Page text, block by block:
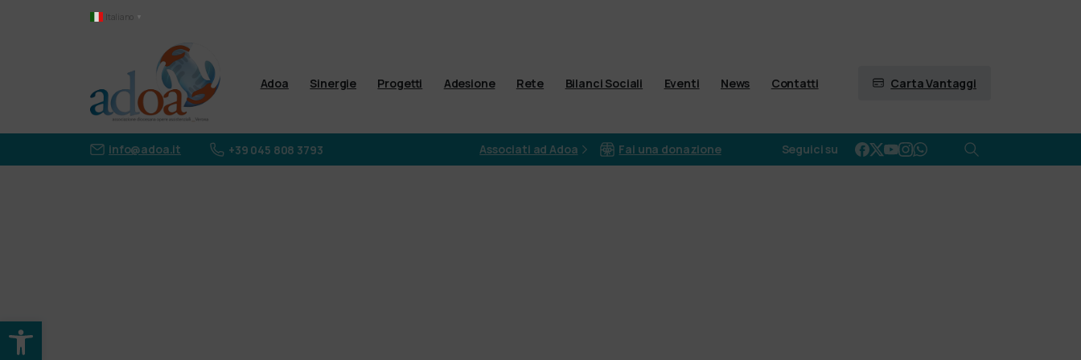
Apri la barra degli strumenti
Italiano ▼
Adoa Sinergie Progetti Adesione Rete Bilanci Sociali Eventi News Contatti Carta Vantaggi
info@adoa.it +39 045 808 3793 Associati ad Adoa Fai una donazione Seguici su